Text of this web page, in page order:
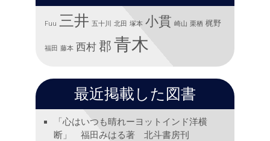
Fuu 三井 五十川 北田 塚本 小貫 崎山 栗栖 梶野
福田 藤本 西村 郡 青木
最近掲載した図書
「心はいつも晴れーヨットインド洋横
断」 福田みはる著 北斗書房刊